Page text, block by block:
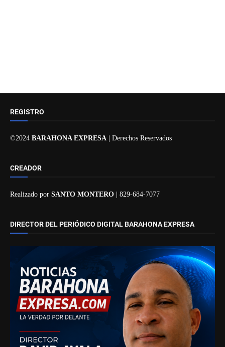
REGISTRO
©2024 BARAHONA EXPRESA | Derechos Reservados
CREADOR
Realizado por SANTO MONTERO | 829-684-7077
DIRECTOR DEL PERIÓDICO DIGITAL BARAHONA EXPRESA